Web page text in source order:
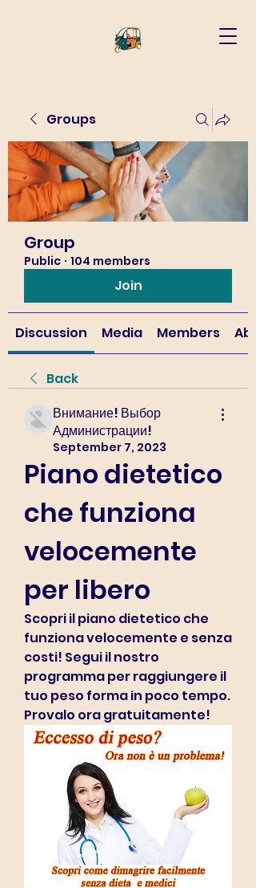
Groups
Group
Public · 104 members
Join
Discussion Media Members
Back
Внимание! Выбор
Администрации!
September 7, 2023
Piano dietetico
che funziona
velocemente
per libero
Scopri il piano dietetico che
funziona velocemente e senza
costi! Segui il nostro
programma per raggiungere il
tuo peso forma in poco tempo.
Provalo ora gratuitamente!